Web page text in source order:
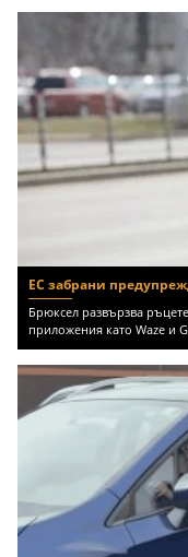
ЕС забрани
Брюксел развързва
приложения като Waze и